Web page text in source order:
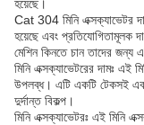
হয়েছে।
Cat 304 মিনি এক্সক্যাভেটর
হয়েছে এবং প্রতিযোগিতামূলক
মেশিন কিনতে চান তাদের জন্য
মিনি এক্সক্যাভেটরের দামঃ এই
উপলব্ধ। এটি একটি টেকসই
দুর্দান্ত বিকল্প।
মিনি এক্সক্যাভেটরঃ এই মিনি